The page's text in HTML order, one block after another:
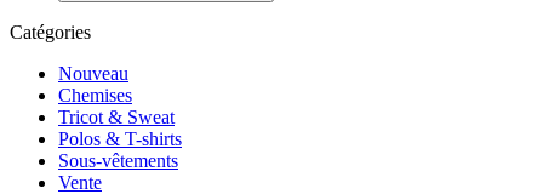
Catégories
Nouveau
Chemises
Tricot & Sweat
Polos & T-shirts
Sous-vêtements
Vente